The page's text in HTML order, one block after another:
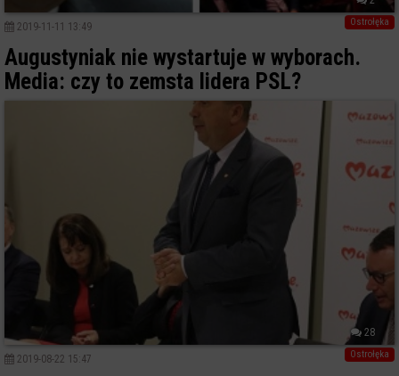
Ostrołęka
2019-11-11 13:49
Augustyniak nie wystartuje w wyborach.
Media: czy to zemsta lidera PSL?
28
Ostrołęka
2019-08-22 15:47